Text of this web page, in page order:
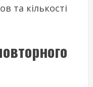
та кількості